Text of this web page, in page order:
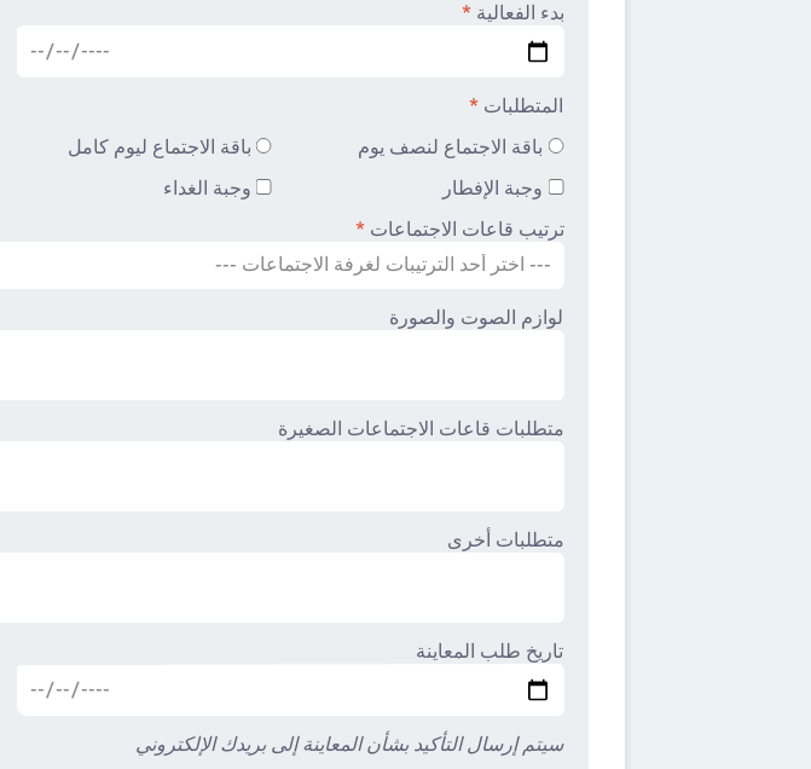
بدء الفعالية*
المتطلبات *
باقة الاجتماع لنصف يوم
باقة الاجتماع ليوم كامل
وجبة الإفطار
وجبة الغداء
ترتيب قاعات الاجتماعات*
لوازم الصوت والصورة
متطلبات قاعات الاجتماعات الصغيرة
متطلبات أخرى
تاريخ طلب المعاينة
سيتم إرسال التأكيد بشأن المعاينة إلى بريدك الإلكتروني